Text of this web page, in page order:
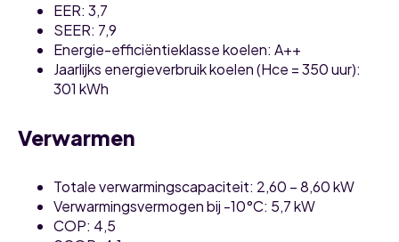
EER: 3,7
SEER: 7,9
Energie-efficiëntieklasse koelen: A++
Jaarlijks energieverbruik koelen (Hce = 350 uur):
301 kWh
Verwarmen
Totale verwarmingscapaciteit: 2,60 – 8,60 kW
Verwarmingsvermogen bij -10°C: 5,7 kW
COP: 4,5